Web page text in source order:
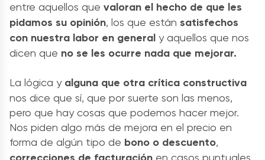
entre aquellos que valoran el hecho de que les
pidamos su opinión, los que están satisfechos
con nuestra labor en general y aquellos que nos
dicen que no se les ocurre nada que mejorar.
La lógica y alguna que otra crítica constructiva
nos dice que sí, que por suerte son las menos,
pero que hay cosas que podemos hacer mejor.
Nos piden algo más de mejora en el precio en
forma de algún tipo de bono o descuento,
en casos puntuales